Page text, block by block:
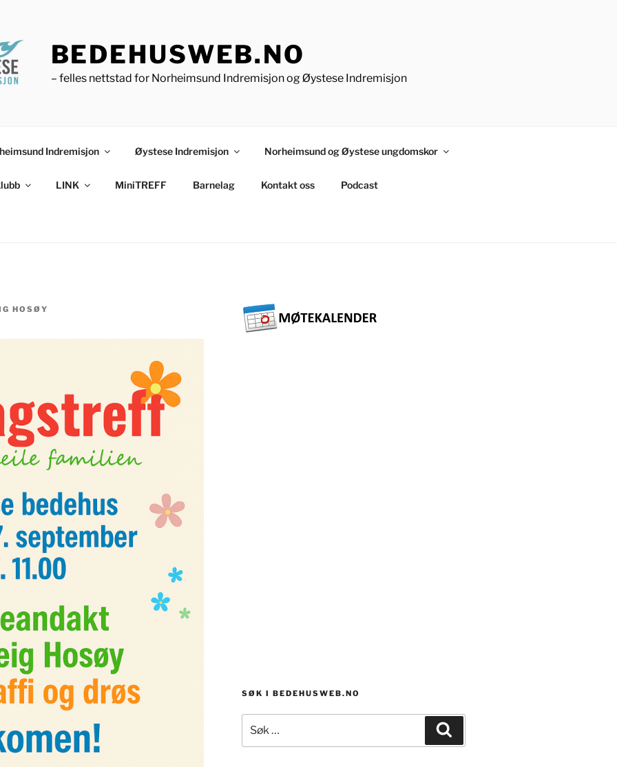
BEDEHUSWEB.NO
– felles nettstad for Norheimsund Indremisjon og Øystese Indremisjon
Indremisjon Øystese Indremisjon Norheimsund og Øystese ungdomskor
LINK MiniTREFF Barnelag Kontakt oss Podcast
HOSØY
SØK I BEDEHUSWEB.NO
etter: